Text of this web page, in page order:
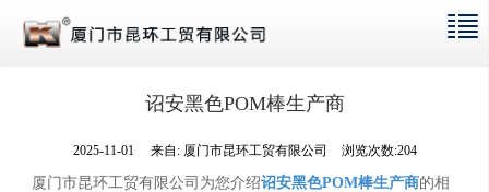
诏安黑色POM棒生产商
2025-11-01 来自: 厦门市昆环工贸有限公司 浏览次数:204
厦门市昆环工贸有限公司为您介绍诏安黑色POM棒生产商的相